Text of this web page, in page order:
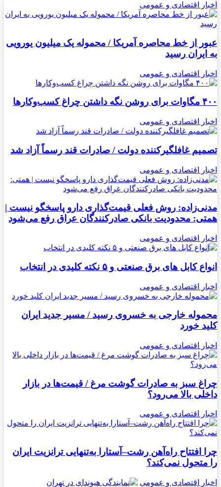
اخبار اقتصادی و عمومی
عبور از خط محاصره آمریکا / محموله یک میلیون یورویی
به ایران رسید
اخبار اقتصادی و عمومی
۴۰۰ مگاوات برای روشن نگه داشتن چراغ کسب‌وکار‌ها
اخبار اقتصادی و عمومی
تصمیم غافلگیرکننده دولت / صادرات قند رسماً آزاد شد
اخبار اقتصادی و عمومی
مدنی‌زاده: روش فعلی قیمت‌گذاری دارو پاسخگو نیست |
همتی: محدودیت بانکی صادرکنندگان عراق رفع می‌شود
اخبار اقتصادی و عمومی
انواع کابل های برق صنعتی و ۵ نکته کلیدی در انتخاب
اخبار اقتصادی و عمومی
محموله خارجی به خسروی رسید / مسیر جدید ایران
کلید خورد
اخبار اقتصادی و عمومی
چراغ سبز به صادرات گوشت مرغ / قیمت‌ها در بازار
داخلی بالا می‌رود؟
اخبار اقتصادی و عمومی
چرا افتتاح راه‌آهن رشت–آستارا به‌تنهایی ترانزیت ایران
را متحول نمی‌کند؟
اخبار اقتصادی و عمومی